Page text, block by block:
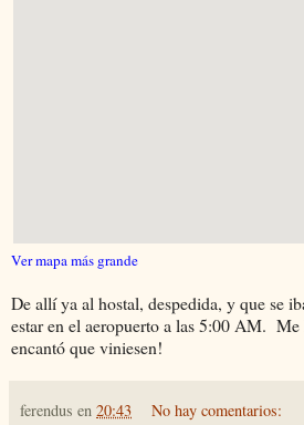
Ver mapa más grande
De allí ya al hostal, despedida, y que se
estar en el aeropuerto a las 5:00 AM.
encantó que viniesen!
ferendus en 20:43 No hay comentarios: